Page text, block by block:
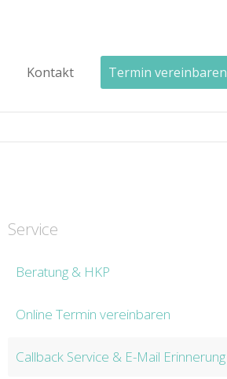
Kontakt Termin vereinbaren
Service
Beratung & HKP
Online Termin vereinbaren
Callback Service & E-Mail Erinnerung